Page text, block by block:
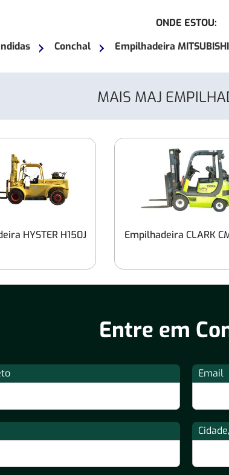
ONDE ESTOU:
Conchal Empilhadeira
MAIS MAJ
HYSTER H150J Empilhadeira CLARK
Entre em
Email